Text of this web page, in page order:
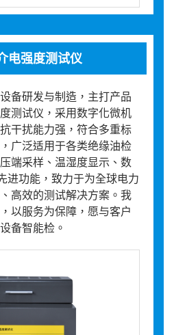
电强度测试仪
备研发与制造，主打产品
测试仪，采用数字化微机
干扰能力强，符合多重标
广泛适用于各类绝缘油检
端采样、温湿度显示、数
进功能，致力于为全球电力
高效的测试解决方案。我
以服务为保障，愿与客户
备智能检。